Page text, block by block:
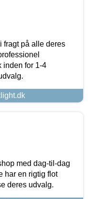
fragt på alle deres
inden for 1-4
med dag-til-dag
har en rigtig flot
deres udvalg.